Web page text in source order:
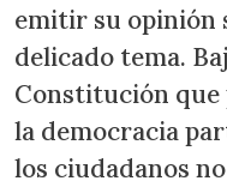
emitir su opinión
delicado tema.
Constitución que
la democracia
los ciudadanos